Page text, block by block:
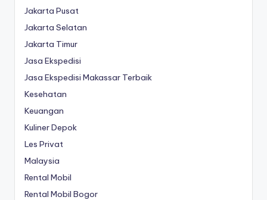
Jakarta Pusat
Jakarta Selatan
Jakarta Timur
Jasa Ekspedisi
Jasa Ekspedisi Makassar Terbaik
Kesehatan
Keuangan
Kuliner Depok
Les Privat
Malaysia
Rental Mobil
Rental Mobil Bogor